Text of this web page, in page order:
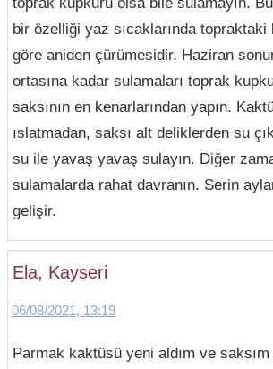
bir özelliği yaz sıcaklarında
göre aniden çürümesidir. Haziran
ortasına kadar sulamaları toprak
saksının en kenarlarından yapın.
ıslatmadan, saksı alt deliklerden su
su ile yavaş yavaş sulayın. Diğer
sulamalarda rahat davranın. Serin
gelişir.
Ela, Kayseri
06/08/2021, 13:19
Parmak kaktüsü yeni aldım ve